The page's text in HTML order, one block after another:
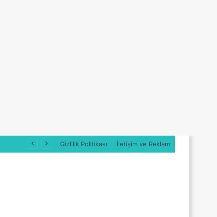
Gizlilik Politikası İletişim ve Reklam